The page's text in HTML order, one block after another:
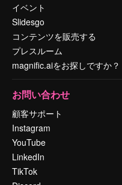
イベント
Slidesgo
コンテンツを販売する
プレスルーム
magnific.aiをお探しですか？
お問い合わせ
顧客サポート
Instagram
YouTube
LinkedIn
TikTok